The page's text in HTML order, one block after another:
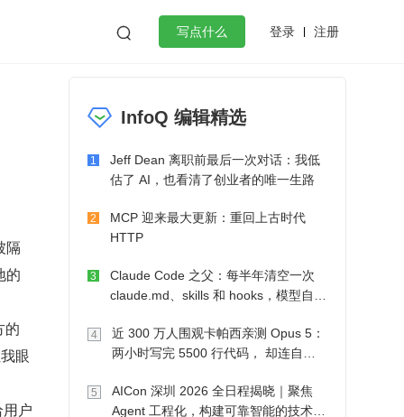
 写点什么 登录 注册
微服务架构 flutter
隔
的
的
眼
户
InfoQ 编辑精选
1
Jeff Dean 离职前最后一次对话：我低
估了 AI，也看清了创业者的唯一生路
2
MCP 迎来最大更新：重回上古时代
HTTP
3
Claude Code 之父：每半年清空一次
claude.md、skills 和 hooks，模型自己
4
近 300 万人围观卡帕西亲测 Opus 5：
两小时写完 5500 行代码， 却连自己
5
AICon 深圳 2026 全日程揭晓｜聚焦
Agent 工程化，构建可靠智能的技术路